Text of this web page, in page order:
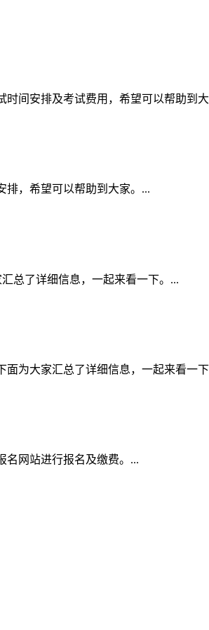
间安排及考试费用，希望可以帮助到
排，希望可以帮助到大家。...
总了详细信息，一起来看一下。...
面为大家汇总了详细信息，一起来看一
名网站进行报名及缴费。...